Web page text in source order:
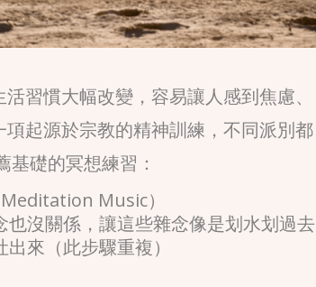
習慣大幅改變，容易讓人感到焦慮、
起源於宗教的精神訓練，不同派別都
礎的冥想練習：
Music）
沒關係，讓這些雜念像是划水划過去
來（此步驟重複）